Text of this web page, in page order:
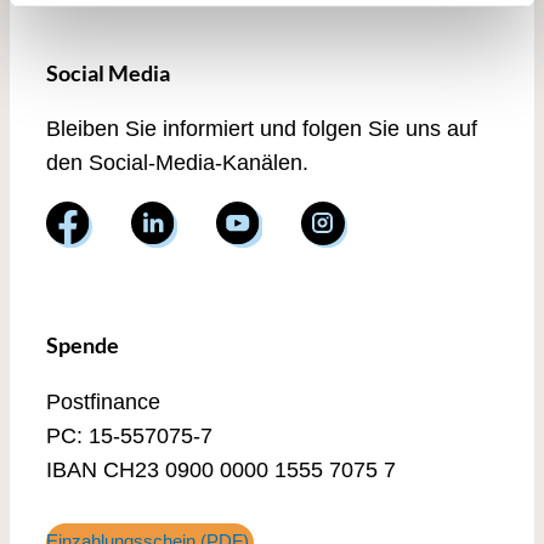
Social Media
Bleiben Sie informiert und folgen Sie uns auf
den Social-Media-Kanälen.
Spende
Postfinance
PC: 15-557075-7
IBAN CH23 0900 0000 1555 7075 7